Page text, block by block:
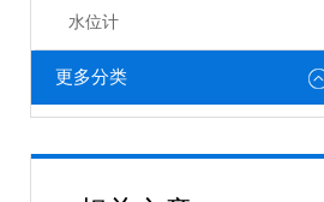
水位计
更多分类